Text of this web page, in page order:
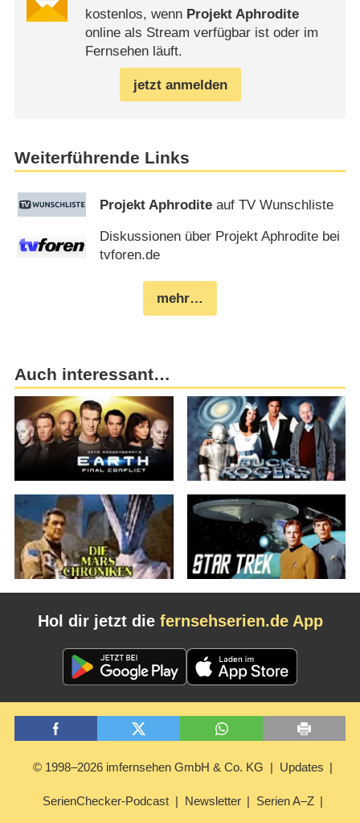
kostenlos, wenn Projekt Aphrodite
online als Stream verfügbar ist oder im
Fernsehen läuft.
jetzt anmelden
Weiterführende Links
Projekt Aphrodite auf TV Wunschliste
Diskussionen über Projekt Aphrodite bei
tvforen.de
mehr…
Auch interessant…
Hol dir jetzt die fernsehserien.de App
© 1998–2026 imfernsehen GmbH & Co. KG Updates
SerienChecker-Podcast Newsletter Serien A–Z